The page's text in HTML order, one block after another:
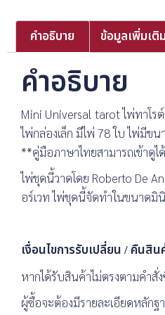
คำอธิบาย ข้อมูลเพิ่มเติ
คำอธิบาย
Mini Universal tarot ไพ่ทาโร
ไพ่กล่องเล็ก มีไพ่ 78 ใบ ไพ่มีข
**คู่มือภาษาไทยสามารถเข้าดู
ไพ่ชุดนี้วาดโดย Roberto De
อร์เวท ไพ่ชุดนี้จัดทำในขนาดมิ
เงื่อนไขการรับเปลี่ยน / คืนสิน
หากได้รับสินค้าไม่ตรงตามคำ
ผู้ซื้อจะต้องมีรายละเอียดหลัก